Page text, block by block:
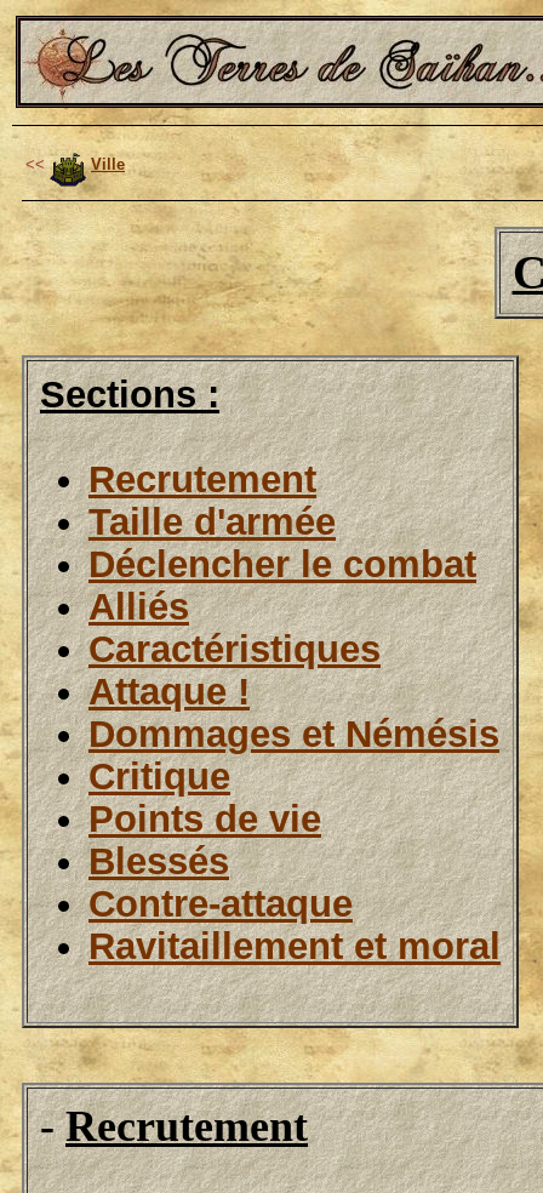
<< Ville
Sections :
Recrutement
Taille d'armée
Déclencher le combat
Alliés
Caractéristiques
Attaque !
Dommages et Némésis
Critique
Points de vie
Blessés
Contre-attaque
Ravitaillement et moral
-Recrutement